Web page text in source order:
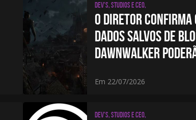
Dev's, studios e CEO,
O DIRETOR CONFIRMA
DADOS SALVOS DE
DAWNWALKER
Em 22/07/2026
Dev's, studios e CEO,